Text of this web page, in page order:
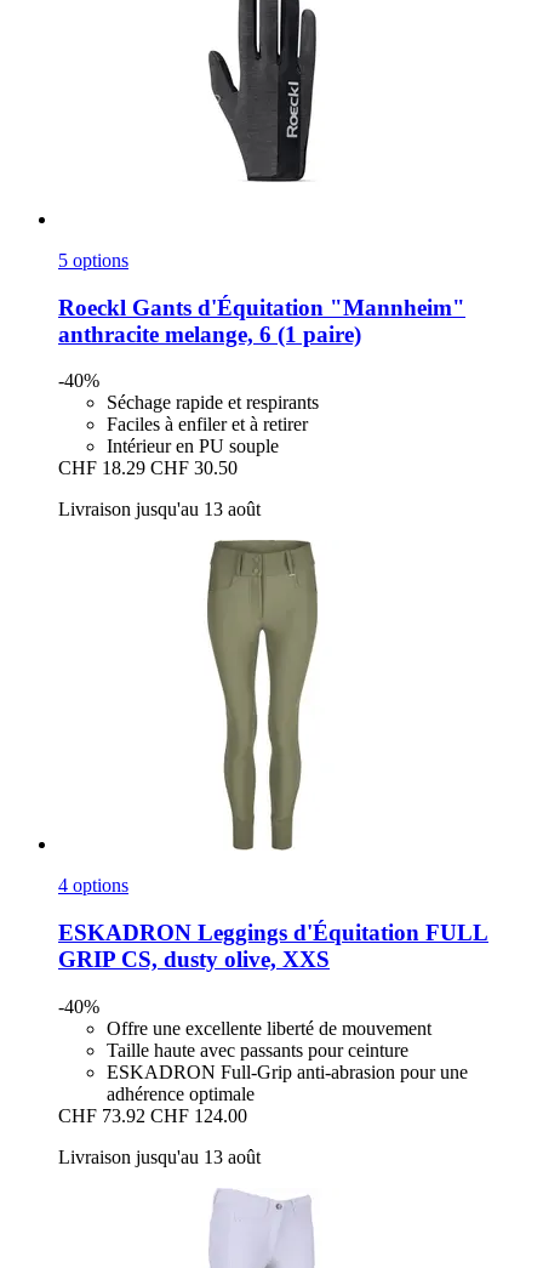
5 options
Roeckl Gants d'Équitation "Mannheim"
anthracite melange, 6 (1 paire)
-40%
Séchage rapide et respirants
Faciles à enfiler et à retirer
Intérieur en PU souple
CHF 18.29 CHF 30.50
Livraison jusqu'au 13 août
4 options
ESKADRON Leggings d'Équitation FULL
GRIP CS, dusty olive, XXS
-40%
Offre une excellente liberté de mouvement
Taille haute avec passants pour ceinture
ESKADRON Full-Grip anti-abrasion pour une
adhérence optimale
CHF 73.92 CHF 124.00
Livraison jusqu'au 13 août